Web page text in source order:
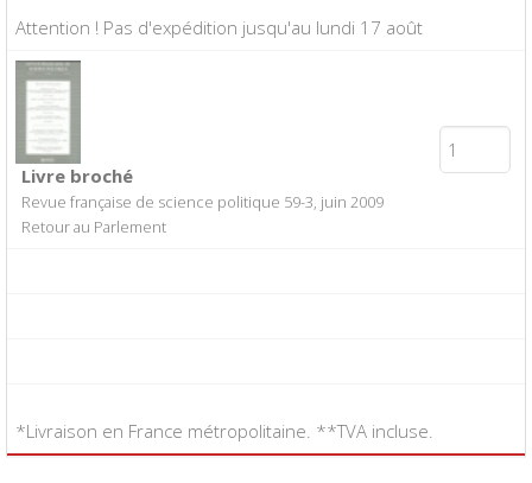
Attention ! Pas d'expédition jusqu'au lundi 17 août
Livre broché
Revue française de science politique 59-3, juin 2009
Retour au Parlement
*Livraison en France métropolitaine. **TVA incluse.